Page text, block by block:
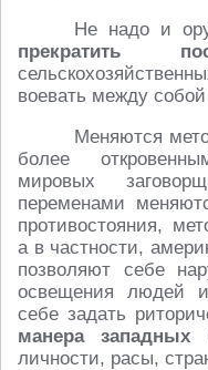
Не надо и
прекратить
воевать между собой
Меняются
более
мировых
переменами
противостояния,
а в частности,
позволяют себе
освещения людей
себе задать
манера
личности, расы,